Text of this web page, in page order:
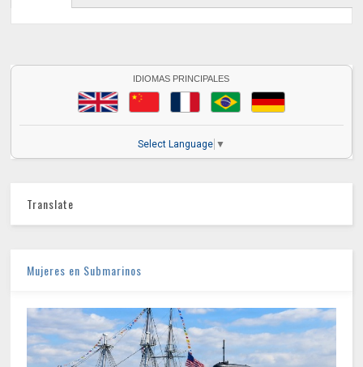
IDIOMAS PRINCIPALES
Select Language ▼
Translate
Mujeres en Submarinos